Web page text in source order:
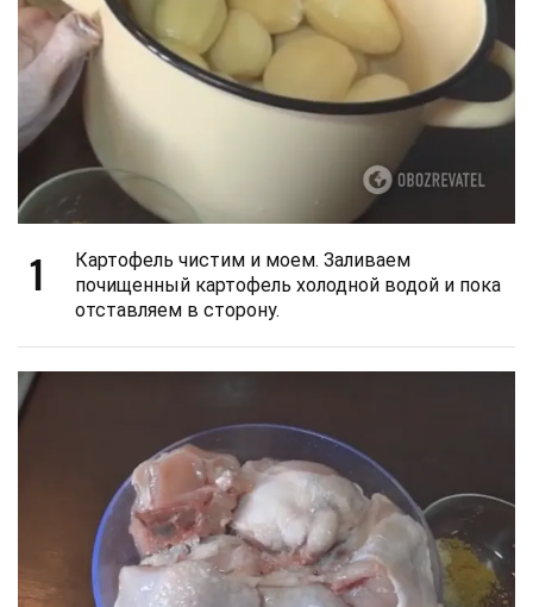
1
Картофель чистим и моем. Заливаем
почищенный картофель холодной водой и пока
отставляем в сторону.